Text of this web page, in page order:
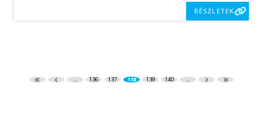
RÉSZLETEK
... 136 137 138 139 140 ...